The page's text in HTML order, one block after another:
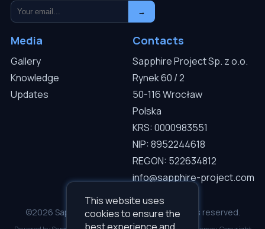
This website uses
cookies to ensure the
→
Media
Gallery
Knowledge
Updates
Contacts
Sapphire Project Sp. z o.o.
Rynek 60 / 2
50-116 Wrocław
Polska
KRS: 0000983551
NIP: 8952244618
REGON: 522634812
info@sapphire-project.com
©2026 Sapphire Project Sp. z o.o. — All rights reserved.